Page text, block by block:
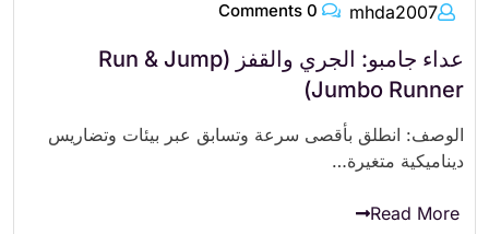
mhda2007
عداء جامبو: الجري والقفز (Run & Jump
Jumbo Runner)
الوصف: انطلق بأقصى سرعة وتسابق عبر بيئات وتضاريس
ديناميكية متغيرة…
Read More